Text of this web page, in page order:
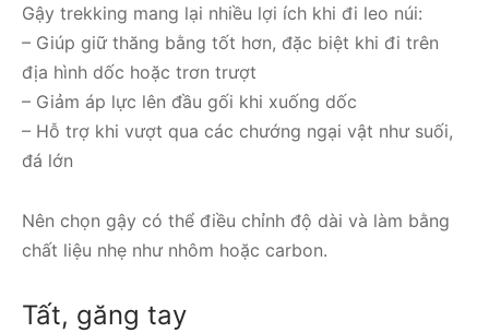
Gậy trekking mang lại nhiều lợi ích khi đi leo núi:
– Giúp giữ thăng bằng tốt hơn, đặc biệt khi đi trên
địa hình dốc hoặc trơn trượt
– Giảm áp lực lên đầu gối khi xuống dốc
– Hỗ trợ khi vượt qua các chướng ngại vật như suối,
đá lớn
Nên chọn gậy có thể điều chỉnh độ dài và làm bằng
chất liệu nhẹ như nhôm hoặc carbon.
Tất, găng tay